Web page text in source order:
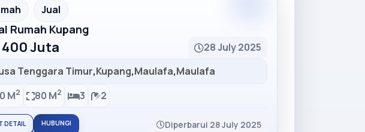
Ad Jual
Rumah Kupang
400 Juta
28 July 2025
Tenggara Timur,Kupang,Maulafa,Maulafa
M2 80 M2 3 2
DETAIL HUBUNGI Diperbarui 28 July 2025